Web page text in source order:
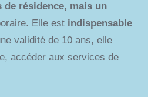
de résidence, mais un
Elle est indispensable
validité de 10 ans, elle
accéder aux services de